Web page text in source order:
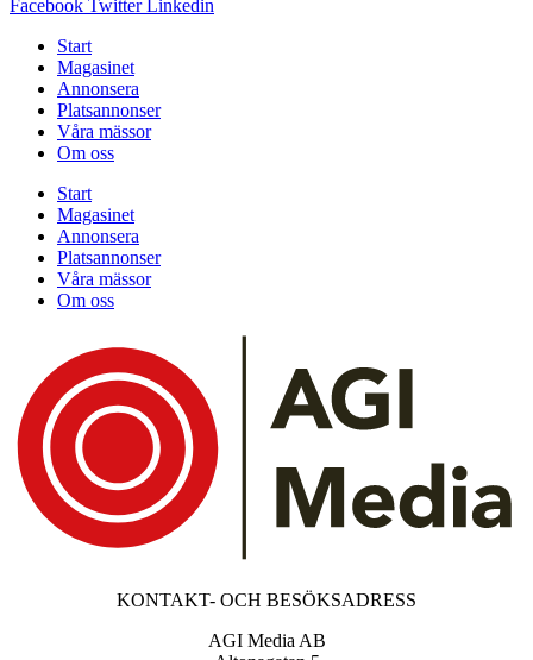
Facebook Twitter Linkedin
Start
Magasinet
Annonsera
Platsannonser
Våra mässor
Om oss
Start
Magasinet
Annonsera
Platsannonser
Våra mässor
Om oss
KONTAKT- OCH BESÖKSADRESS
AGI Media AB